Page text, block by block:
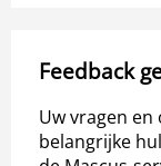
Feedback
Uw vragen
belangrijke